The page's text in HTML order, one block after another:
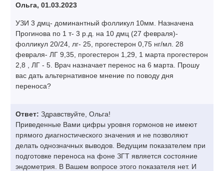
Ольга, 01.03.2023
УЗИ 3 дмц- доминантный фолликул 10мм. Назначена
Прогинова по 1 т- 3 р.д. на 10 дмц (27 февраля)-
фолликул 20/24, лг- 25, прогестерон 0,75 нг/мл. 28
февраля- ЛГ 9,35, прогестерон 1,29, 1 марта прогестерон
2,8 , ЛГ - 5. Врач назначает перенос на 6 марта. Прошу
вас дать альтернативное мнение по поводу дня
переноса?
Ответ: Здравствуйте, Ольга!
Приведенные Вами цифры уровня гормонов не имеют
прямого диагностического значения и не позволяют
делать однозначных выводов. Ведущим показателем при
подготовке переноса на фоне ЗГТ является состояние
эндометрия. В Вашем вопросе этого показателя нет. И